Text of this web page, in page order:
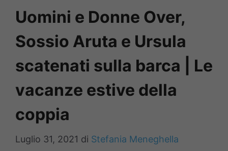
Uomini e Donne Over,
Sossio Aruta e Ursula
scatenati sulla barca | Le
vacanze estive della
coppia
Luglio 31, 2021 di Stefania Meneghella